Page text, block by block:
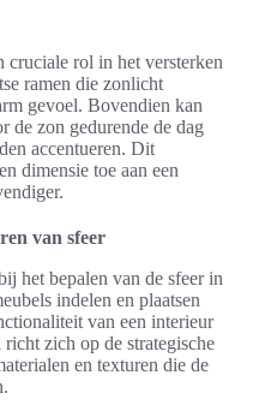
rol in het versterken
ramen die zonlicht
gevoel. Bovendien kan
de zon gedurende de dag
accentueren. Dit
dimensie toe aan een
van sfeer
het bepalen van de sfeer in
indelen en plaatsen
van een interieur
zich op de strategische
en texturen die de